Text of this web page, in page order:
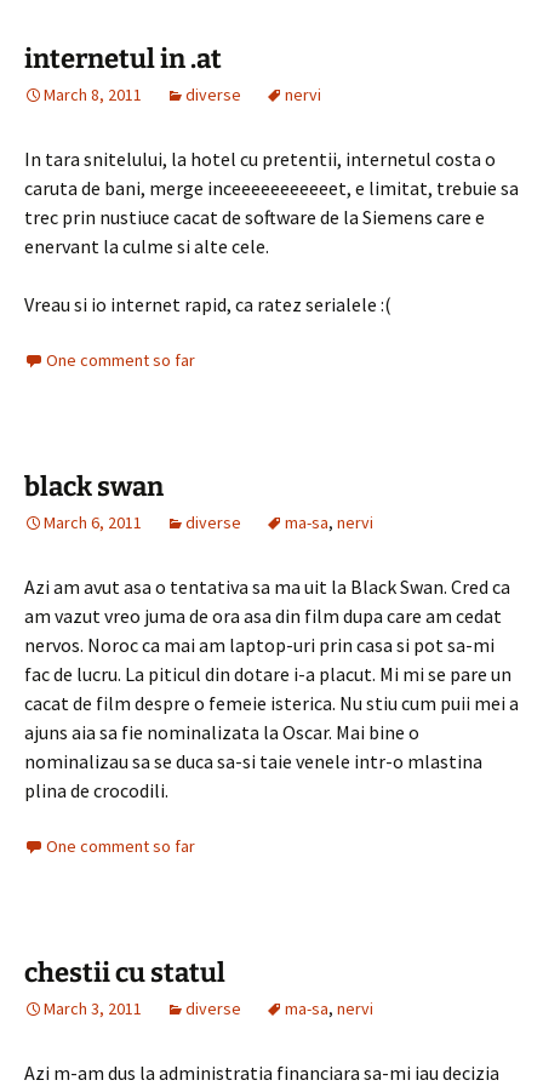
internetul in .at
March 8, 2011 diverse nervi
In tara snitelului, la hotel cu pretentii, internetul costa o
caruta de bani, merge inceeeeeeeeeeet, e limitat, trebuie sa
trec prin nustiuce cacat de software de la Siemens care e
enervant la culme si alte cele.
Vreau si io internet rapid, ca ratez serialele :(
One comment so far
black swan
March 6, 2011 diverse ma-sa, nervi
Azi am avut asa o tentativa sa ma uit la Black Swan. Cred ca
am vazut vreo juma de ora asa din film dupa care am cedat
nervos. Noroc ca mai am laptop-uri prin casa si pot sa-mi
fac de lucru. La piticul din dotare i-a placut. Mi mi se pare un
cacat de film despre o femeie isterica. Nu stiu cum puii mei a
ajuns aia sa fie nominalizata la Oscar. Mai bine o
nominalizau sa se duca sa-si taie venele intr-o mlastina
plina de crocodili.
One comment so far
chestii cu statul
March 3, 2011 diverse ma-sa, nervi
Azi m-am dus la administratia financiara sa-mi iau decizia